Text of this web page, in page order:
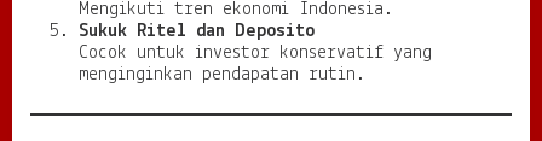
Mengikuti tren ekonomi Indonesia.
Sukuk Ritel dan Deposito
Cocok untuk investor konservatif yang
menginginkan pendapatan rutin.